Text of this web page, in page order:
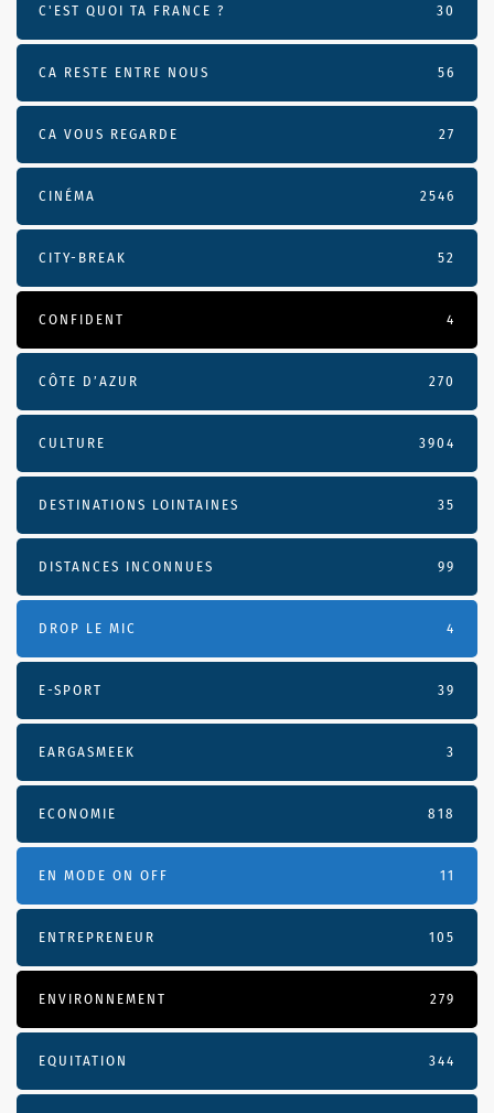
C'EST QUOI TA FRANCE ? 30
CA RESTE ENTRE NOUS 56
CA VOUS REGARDE 27
CINÉMA 2546
CITY-BREAK 52
CONFIDENT 4
CÔTE D’AZUR 270
CULTURE 3904
DESTINATIONS LOINTAINES 35
DISTANCES INCONNUES 99
DROP LE MIC 4
E-SPORT 39
EARGASMEEK 3
ECONOMIE 818
EN MODE ON OFF 11
ENTREPRENEUR 105
ENVIRONNEMENT 279
EQUITATION 344